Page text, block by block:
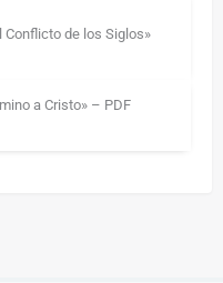
Conflicto de los Siglos»
a Cristo» – PDF